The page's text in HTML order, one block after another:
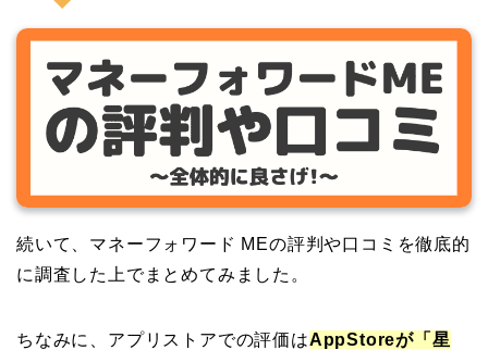
続いて、マネーフォワード MEの評判や口コミを徹底的
に調査した上でまとめてみました。
ちなみに、アプリストアでの評価はAppStoreが「星